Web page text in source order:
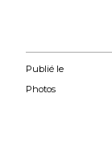
Publié le
Photos